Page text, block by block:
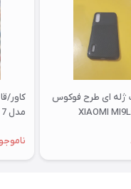
ژله ای طرح فوکوس
کاور/
مدل XIAOMI RM 7